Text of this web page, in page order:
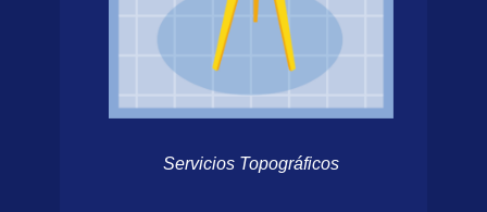
Servicios Topográficos